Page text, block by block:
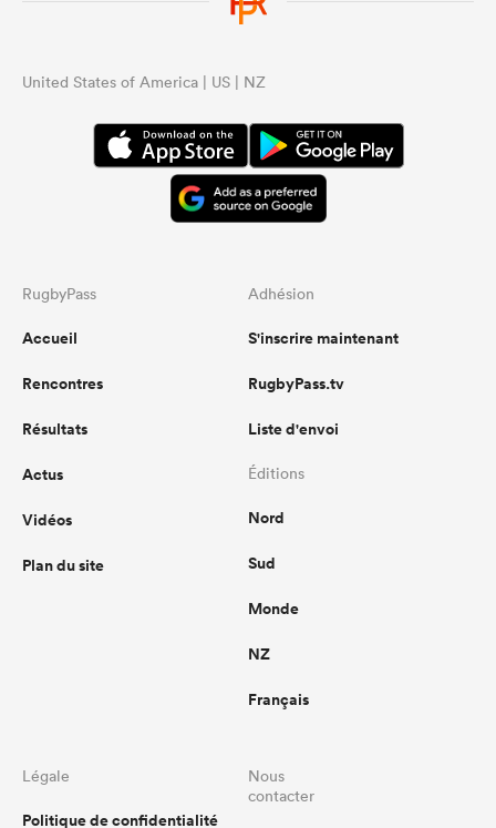
United States of America | US | NZ
RugbyPass
Accueil
Rencontres
Résultats
Actus
Vidéos
Plan du site
Adhésion
S'inscrire maintenant
RugbyPass.tv
Liste d'envoi
Éditions
Nord
Sud
Monde
NZ
Français
Légale
Politique de confidentialité
Nous
contacter